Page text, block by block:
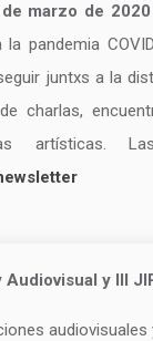
marzo de 2020
pandemia
juntxs a la
charlas,
artísticas.
y III